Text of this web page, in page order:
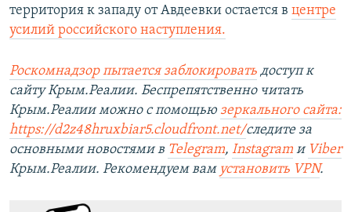
территория к западу от Авдеевки остается в центре
усилий российского наступления.
Роскомнадзор пытается заблокировать доступ к
сайту Крым.Реалии. Беспрепятственно читать
Крым.Реалии можно с помощью зеркального сайта:
https://d2z48hruxbiar5.cloudfront.net/следите за
основными новостями в Telegram, Instagram и Viber
Крым.Реалии. Рекомендуем вам установить VPN.